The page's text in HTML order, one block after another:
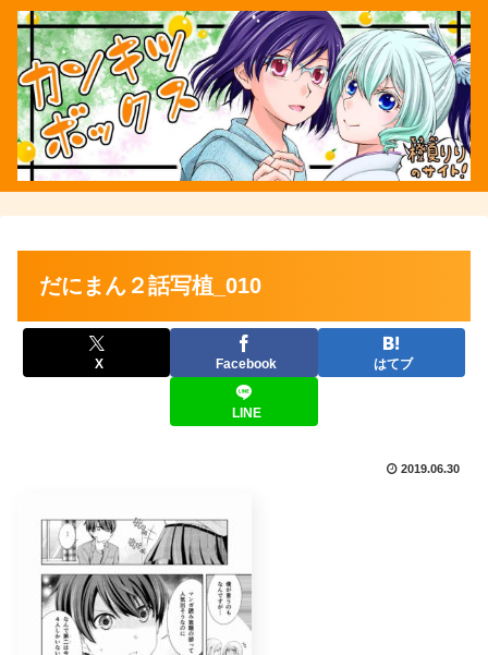
だにまん２話写植_010
X Facebook はてブ
LINE
2019.06.30